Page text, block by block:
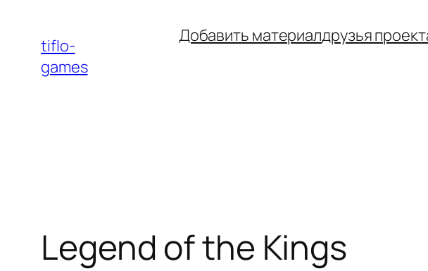
содержимому
tiflo-
games
Добавить материалдрузья
Legend of the Kings